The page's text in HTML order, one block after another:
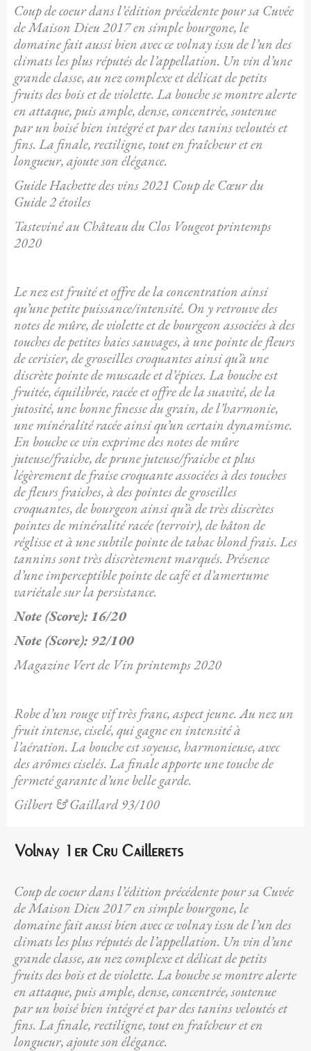
Coup de coeur dans l’édition précédente pour sa Cuvée
de Maison Dieu 2017 en simple bourgone, le
domaine fait aussi bien avec ce volnay issu de l’un des
climats les plus réputés de l’appellation. Un vin d’une
grande classe, au nez complexe et délicat de petits
fruits des bois et de violette. La bouche se montre alerte
en attaque, puis ample, dense, concentrée, soutenue
par un boisé bien intégré et par des tanins veloutés et
fins. La finale, rectiligne, tout en fraîcheur et en
longueur, ajoute son élégance.
Guide Hachette des vins 2021 Coup de Cœur du
Guide 2 étoiles
Tasteviné au Château du Clos Vougeot printemps
2020
Le nez est fruité et offre de la concentration ainsi
qu’une petite puissance/intensité. On y retrouve des
notes de mûre, de violette et de bourgeon associées à des
touches de petites baies sauvages, à une pointe de fleurs
de cerisier, de groseilles croquantes ainsi qu’à une
discrète pointe de muscade et d’épices. La bouche est
fruitée, équilibrée, racée et offre de la suavité, de la
jutosité, une bonne finesse du grain, de l’harmonie,
une minéralité racée ainsi qu’un certain dynamisme.
En bouche ce vin exprime des notes de mûre
juteuse/fraiche, de prune juteuse/fraiche et plus
légèrement de fraise croquante associées à des touches
de fleurs fraiches, à des pointes de groseilles
croquantes, de bourgeon ainsi qu’à de très discrètes
pointes de minéralité racée (terroir), de bâton de
réglisse et à une subtile pointe de tabac blond frais. Les
tannins sont très discrètement marqués. Présence
d’une imperceptible pointe de café et d’amertume
variétale sur la persistance.
Note (Score): 16/20
Note (Score): 92/100
Magazine Vert de Vin printemps 2020
Robe d’un rouge vif très franc, aspect jeune. Au nez un
fruit intense, ciselé, qui gagne en intensité à
l’aération. La bouche est soyeuse, harmonieuse, avec
des arômes ciselés. La finale apporte une touche de
fermeté garante d’une belle garde.
Gilbert & Gaillard 93/100
Volnay 1er Cru Caillerets
Coup de coeur dans l’édition précédente pour sa Cuvée
de Maison Dieu 2017 en simple bourgone, le
domaine fait aussi bien avec ce volnay issu de l’un des
climats les plus réputés de l’appellation. Un vin d’une
grande classe, au nez complexe et délicat de petits
fruits des bois et de violette. La bouche se montre alerte
en attaque, puis ample, dense, concentrée, soutenue
par un boisé bien intégré et par des tanins veloutés et
fins. La finale, rectiligne, tout en fraîcheur et en
longueur, ajoute son élégance.